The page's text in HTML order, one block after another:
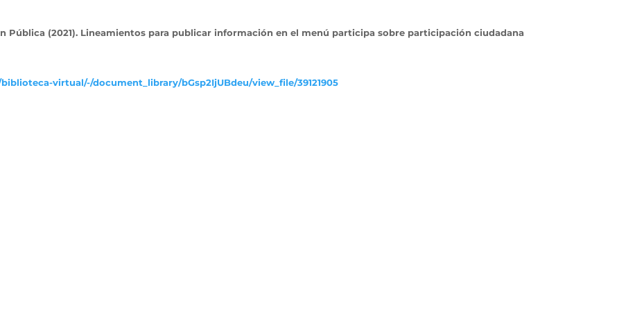
Pública (2021). Lineamientos para publicar información en el menú participa sobre participación ciudadana
virtual/-/document_library/bGsp2IjUBdeu/view_file/39121905